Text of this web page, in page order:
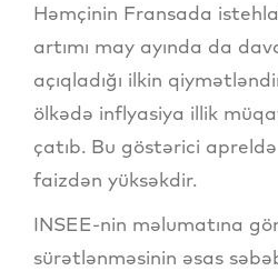
Həmçinin Fransada
artımı may ayında da
açıqladığı ilkin
ölkədə inflyasiya illik
çatıb. Bu göstərici apreldə
faizdən yüksəkdir.
INSEE-nin məlumatına
sürətlənməsinin əsas